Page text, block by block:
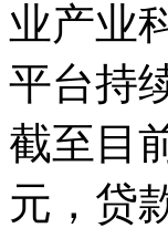
业产业
平台持
截至目
元，贷